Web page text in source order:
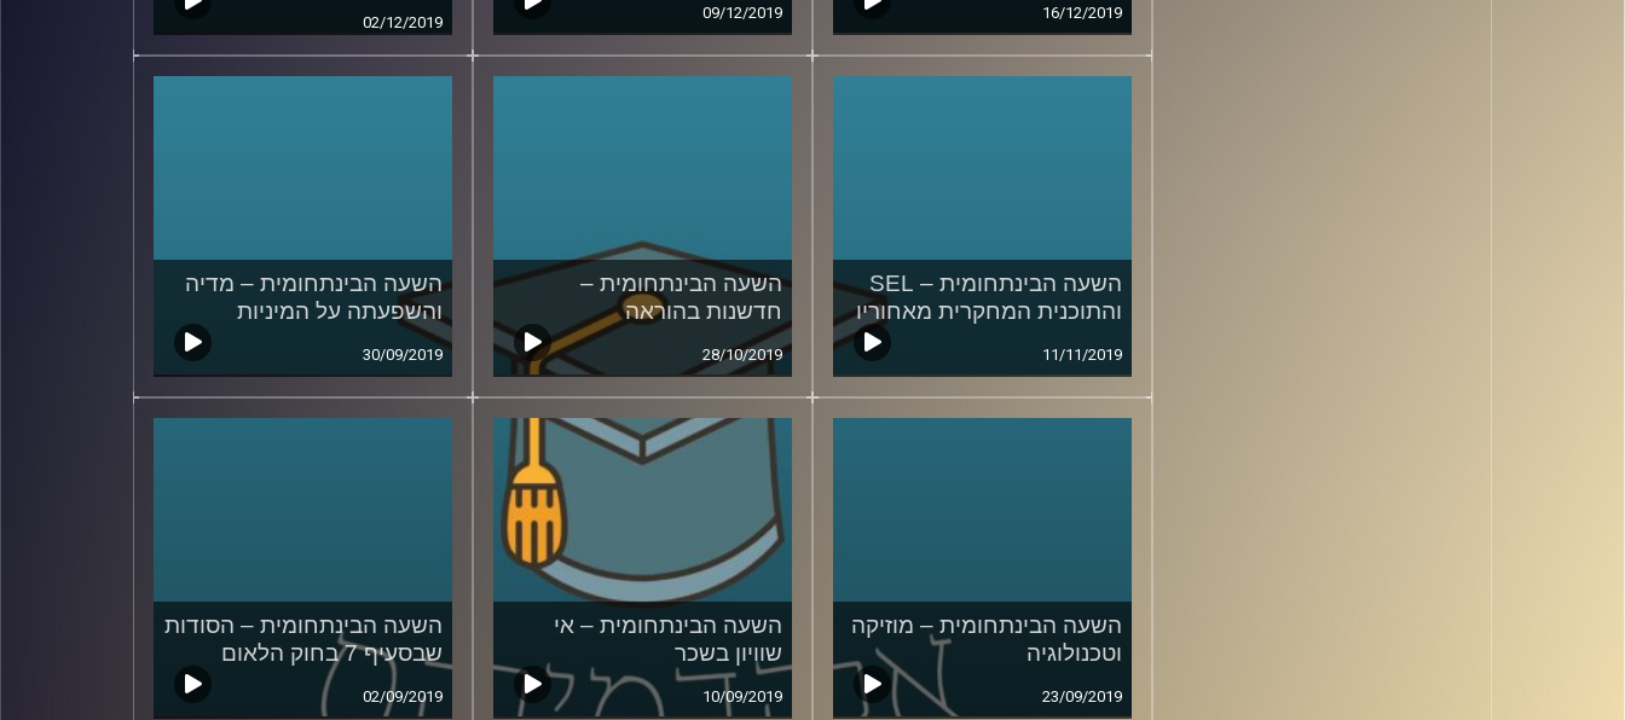
16/12/2019
09/12/2019
02/12/2019
השעה הבינתחומית – SEL
והתוכנית המחקרית מאחוריו
11/11/2019
השעה הבינתחומית –
חדשנות בהוראה
28/10/2019
השעה הבינתחומית – מדיה
והשפעתה על המיניות
30/09/2019
השעה הבינתחומית – מוזיקה
וטכנולוגיה
23/09/2019
השעה הבינתחומית – אי
שוויון בשכר
10/09/2019
השעה הבינתחומית – הסודות
שבסעיף 7 בחוק הלאום
02/09/2019